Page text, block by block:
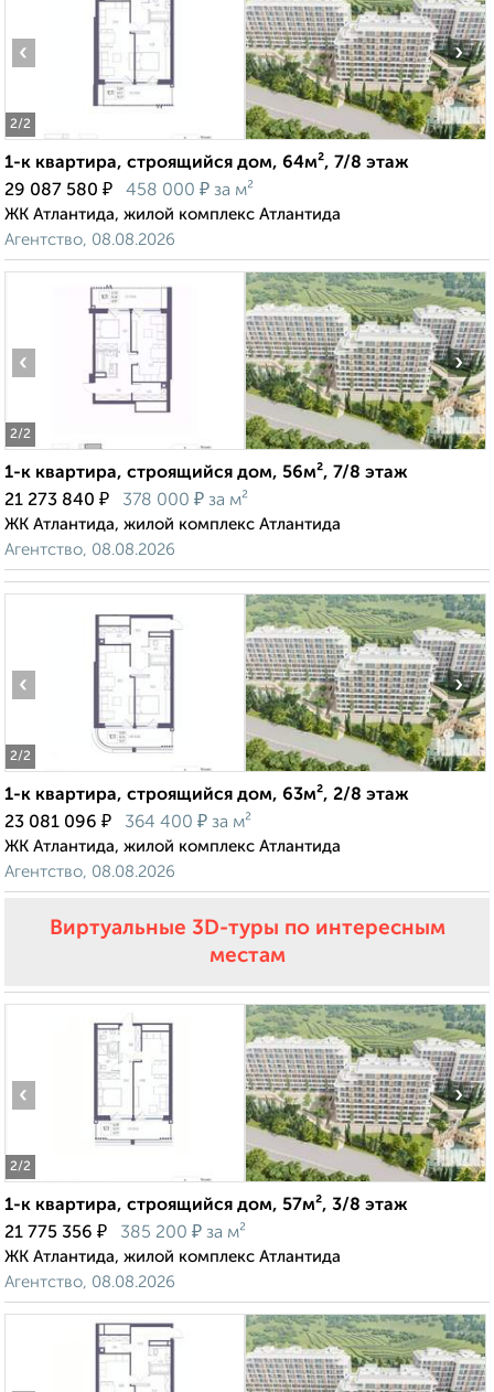
2/2
‹ ›
1-к квартира, строящийся дом, 64м², 7/8 этаж
29 087 580 ₽ 458 000 ₽ за м²
ЖК Атлантида, жилой комплекс Атлантида
Агентство, 08.08.2026
2/2
‹ ›
1-к квартира, строящийся дом, 56м², 7/8 этаж
21 273 840 ₽ 378 000 ₽ за м²
ЖК Атлантида, жилой комплекс Атлантида
Агентство, 08.08.2026
2/2
‹ ›
1-к квартира, строящийся дом, 63м², 2/8 этаж
23 081 096 ₽ 364 400 ₽ за м²
ЖК Атлантида, жилой комплекс Атлантида
Агентство, 08.08.2026
Виртуальные 3D-туры по интересным
местам
2/2
‹ ›
1-к квартира, строящийся дом, 57м², 3/8 этаж
21 775 356 ₽ 385 200 ₽ за м²
ЖК Атлантида, жилой комплекс Атлантида
Агентство, 08.08.2026